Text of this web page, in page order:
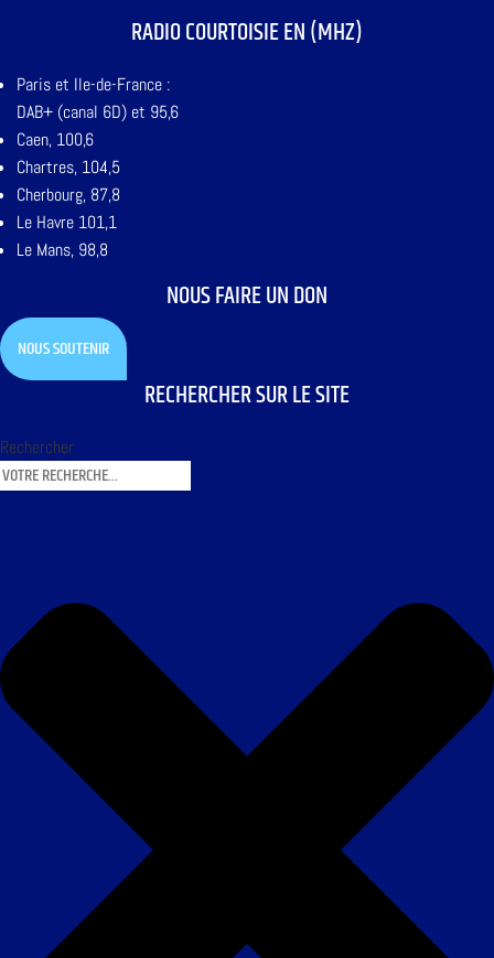
RADIO COURTOISIE EN (MHZ)
Paris et Ile-de-France :
DAB+ (canal 6D) et 95,6
Caen, 100,6
Chartres, 104,5
Cherbourg, 87,8
Le Havre 101,1
Le Mans, 98,8
NOUS FAIRE UN DON
NOUS SOUTENIR
RECHERCHER SUR LE SITE
Rechercher